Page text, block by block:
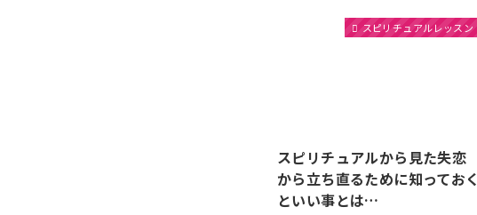
スピリチュアルレッスン
スピリチュアルから見た失恋
から立ち直るために知っておく
といい事とは…